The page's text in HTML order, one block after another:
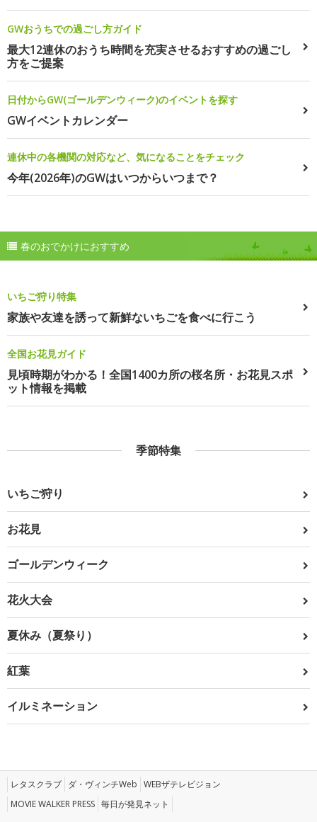
GWおうちでの過ごし方ガイド
最大12連休のおうち時間を充実させるおすすめの過ごし
方をご提案
日付からGW(ゴールデンウィーク)のイベントを探す
GWイベントカレンダー
連休中の各機関の対応など、気になることをチェック
今年(2026年)のGWはいつからいつまで？
春のおでかけにおすすめ
いちご狩り特集
家族や友達を誘って新鮮ないちごを食べに行こう
全国お花見ガイド
見頃時期がわかる！全国1400カ所の桜名所・お花見スポ
ット情報を掲載
季節特集
いちご狩り
お花見
ゴールデンウィーク
花火大会
夏休み（夏祭り）
紅葉
イルミネーション
レタスクラブ ダ・ヴィンチWeb WEBザテレビジョン
MOVIE WALKER PRESS 毎日が発見ネット